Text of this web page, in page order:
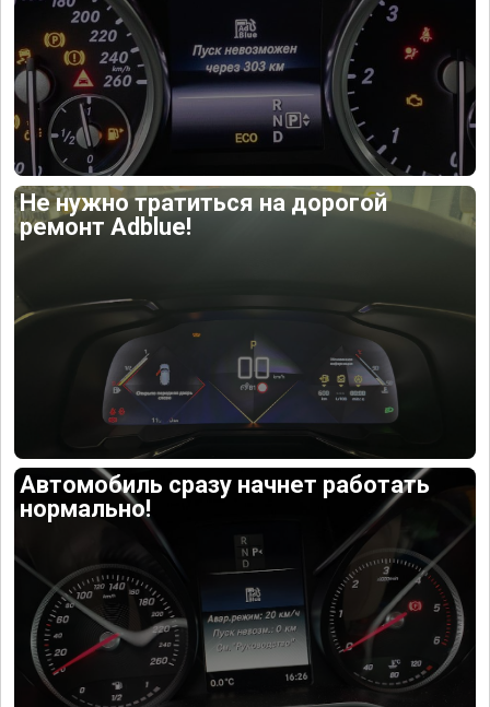
Не нужно тратиться на дорогой
ремонт Adblue!
Автомобиль сразу начнет работать
нормально!